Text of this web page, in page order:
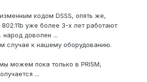
кодом DSSS, опять же,
802.11b уже более 3-х лет работают
народ доволен ...
случае к нашему оборудованию.
можем пока только в PRISM,
...